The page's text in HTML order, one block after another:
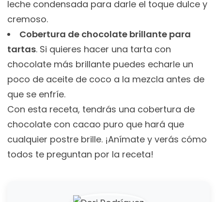
leche condensada para darle el toque dulce y
cremoso.
Cobertura de chocolate brillante para
tartas. Si quieres hacer una tarta con
chocolate más brillante puedes echarle un
poco de aceite de coco a la mezcla antes de
que se enfríe.
Con esta receta, tendrás una cobertura de
chocolate con cacao puro que hará que
cualquier postre brille. ¡Anímate y verás cómo
todos te preguntan por la receta!